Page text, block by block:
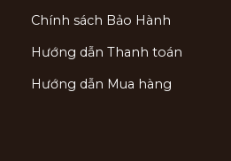
Chính sách Bảo Hành
Hướng dẫn Thanh toán
Hướng dẫn Mua hàng